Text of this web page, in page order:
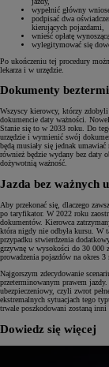
wypełnić główny
podpisać dwa
kierujących pojazdami,
wnieść opłatę
wylegitymować się
Po ukończeniu tej procedury
lekarza i w urzędzie.
Dokumenty
Wszyscy kierowcy, którzy
dokumencie daty ważności.
Stanie się to w 2033 roku. Do
urzędzie i wymienić swój
będą musiały się jednak
również będzie wydany bez daty
dożywotnią ważność.
Jazda bez ważnych
Aby przekonać się, dlaczego
po taryfikator. W 2022 roku
dokumentów. Kierowca
która nigdy nie odbyła kursu. W
przypadku stwierdzenia
grzywnę w wysokości do 30 000
prowadzenia pojazdów na okres 3
Najgorszym zdecydowanie
przeterminowanym prawem
ubezpieczeniowy, czyli zwrot
ekstremalnych sytuacjach tego
trwale poszkodowani zostaną inni
Dowiedz się więcej